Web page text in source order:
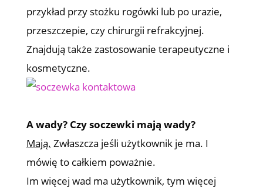
przykład przy stożku rogówki lub po urazie,
przeszczepie, czy chirurgii refrakcyjnej.
Znajdują także zastosowanie terapeutyczne i
kosmetyczne.
A wady? Czy soczewki mają wady?
Mają. Zwłaszcza jeśli użytkownik je ma. I
mówię to całkiem poważnie.
Im więcej wad ma użytkownik, tym więcej